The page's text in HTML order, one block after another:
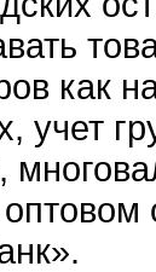
как
учет